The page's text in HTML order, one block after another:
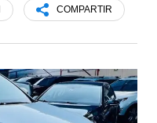
COMPARTIR